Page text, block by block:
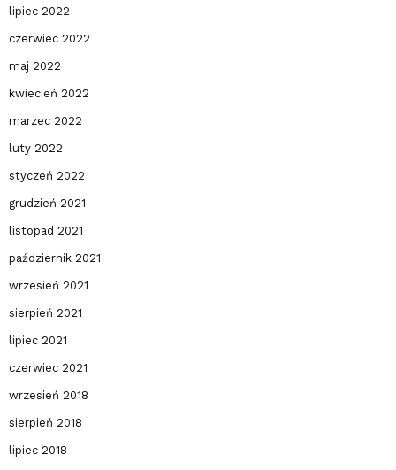
lipiec 2022
czerwiec 2022
maj 2022
kwiecień 2022
marzec 2022
luty 2022
styczeń 2022
grudzień 2021
listopad 2021
październik 2021
wrzesień 2021
sierpień 2021
lipiec 2021
czerwiec 2021
wrzesień 2018
sierpień 2018
lipiec 2018